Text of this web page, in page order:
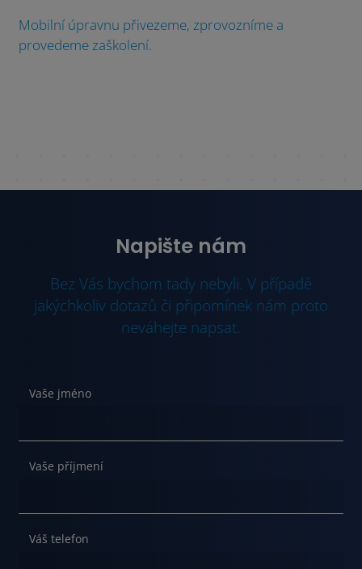
Mobilní úpravnu přivezeme, zprovozníme a
provedeme zaškolení.
Napište nám
Bez Vás bychom tady nebyli. V případě
jakýchkoliv dotazů či připomínek nám proto
neváhejte napsat.
Vaše jméno
Vaše příjmení
Váš telefon